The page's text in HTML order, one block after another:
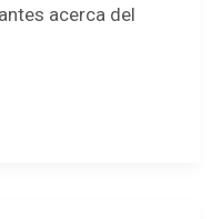
acerca del